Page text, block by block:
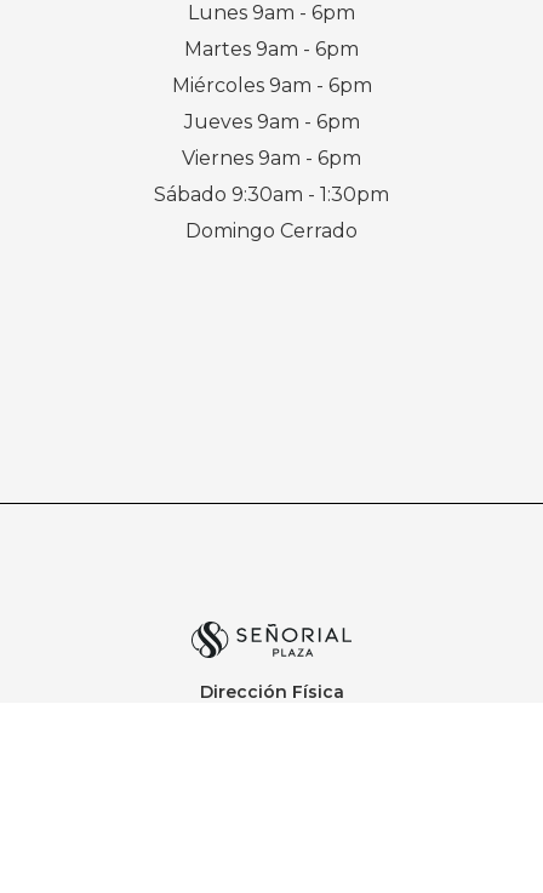
Lunes 9am - 6pm
Martes 9am - 6pm
Miércoles 9am - 6pm
Jueves 9am - 6pm
Viernes 9am - 6pm
Sábado 9:30am - 1:30pm
Domingo Cerrado
Dirección Física